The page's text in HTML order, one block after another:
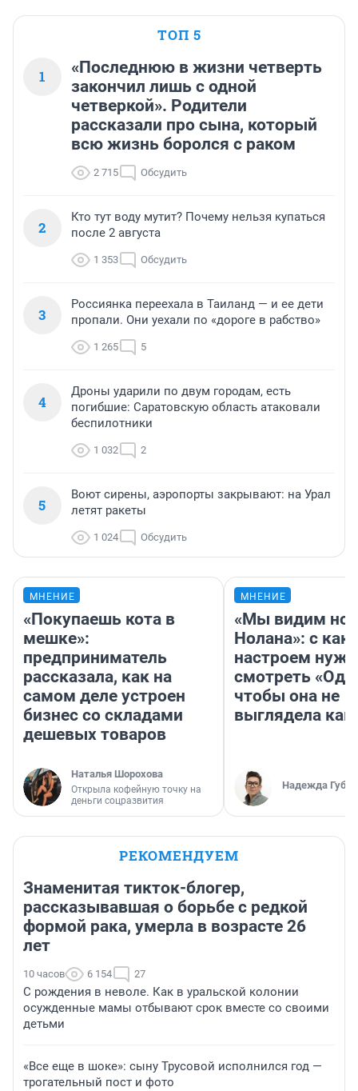
ТОП 5
1
«Последнюю в жизни четверть
закончил лишь с одной
четверкой». Родители
рассказали про сына, который
всю жизнь боролся с раком
2 715 Обсудить
2
Кто тут воду мутит? Почему нельзя купаться
после 2 августа
1 353 Обсудить
3
Россиянка переехала в Таиланд — и ее дети
пропали. Они уехали по «дороге в рабство»
1 265 5
4
Дроны ударили по двум городам, есть
погибшие: Саратовскую область атаковали
беспилотники
1 032 2
5
Воют сирены, аэропорты закрывают: на Урал
летят ракеты
1 024 Обсудить
МНЕНИЕ
«Покупаешь кота в
мешке»:
предприниматель
рассказала, как на
самом деле устроен
бизнес со складами
дешевых товаров
Наталья Шорохова
Открыла кофейную точку на
деньги соцразвития
МНЕНИЕ
«Мы видим
Нолана»: с
настроем
смотреть
чтобы она не
выглядела как
Надежда
РЕКОМЕНДУЕМ
Знаменитая тикток-блогер,
рассказывавшая о борьбе с редкой
формой рака, умерла в возрасте 26
лет
10 часов 6 154 27
С рождения в неволе. Как в уральской колонии
осужденные мамы отбывают срок вместе со своими
детьми
«Все еще в шоке»: сыну Трусовой исполнился год —
трогательный пост и фото